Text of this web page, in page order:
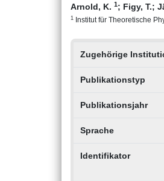
Arnold, K. 1; Figy, T.;
1 Institut für Theoretische
Zugehörige
Publikationstyp
Publikationsjahr
Sprache
Identifikator